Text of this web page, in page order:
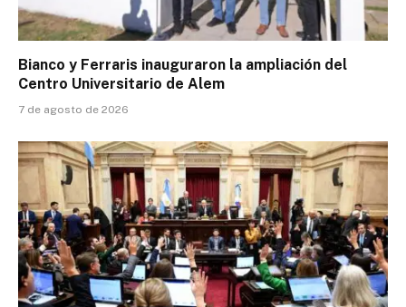
Bianco y Ferraris inauguraron la ampliación del
Centro Universitario de Alem
7 de agosto de 2026